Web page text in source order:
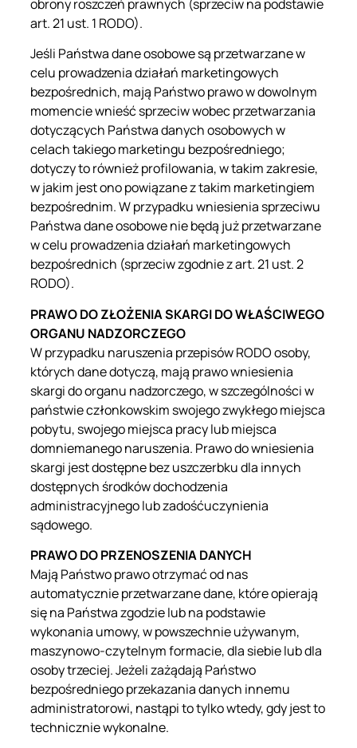
obrony roszczeń prawnych (sprzeciw na podstawie
art. 21 ust. 1 RODO).
Jeśli Państwa dane osobowe są przetwarzane w
celu prowadzenia działań marketingowych
bezpośrednich, mają Państwo prawo w dowolnym
momencie wnieść sprzeciw wobec przetwarzania
dotyczących Państwa danych osobowych w
celach takiego marketingu bezpośredniego;
dotyczy to również profilowania, w takim zakresie,
w jakim jest ono powiązane z takim marketingiem
bezpośrednim. W przypadku wniesienia sprzeciwu
Państwa dane osobowe nie będą już przetwarzane
w celu prowadzenia działań marketingowych
bezpośrednich (sprzeciw zgodnie z art. 21 ust. 2
RODO).
PRAWO DO ZŁOŻENIA SKARGI DO WŁAŚCIWEGO
ORGANU NADZORCZEGO
W przypadku naruszenia przepisów RODO osoby,
których dane dotyczą, mają prawo wniesienia
skargi do organu nadzorczego, w szczególności w
państwie członkowskim swojego zwykłego miejsca
pobytu, swojego miejsca pracy lub miejsca
domniemanego naruszenia. Prawo do wniesienia
skargi jest dostępne bez uszczerbku dla innych
dostępnych środków dochodzenia
administracyjnego lub zadośćuczynienia
sądowego.
PRAWO DO PRZENOSZENIA DANYCH
Mają Państwo prawo otrzymać od nas
automatycznie przetwarzane dane, które opierają
się na Państwa zgodzie lub na podstawie
wykonania umowy, w powszechnie używanym,
maszynowo-czytelnym formacie, dla siebie lub dla
osoby trzeciej. Jeżeli zażądają Państwo
bezpośredniego przekazania danych innemu
administratorowi, nastąpi to tylko wtedy, gdy jest to
technicznie wykonalne.